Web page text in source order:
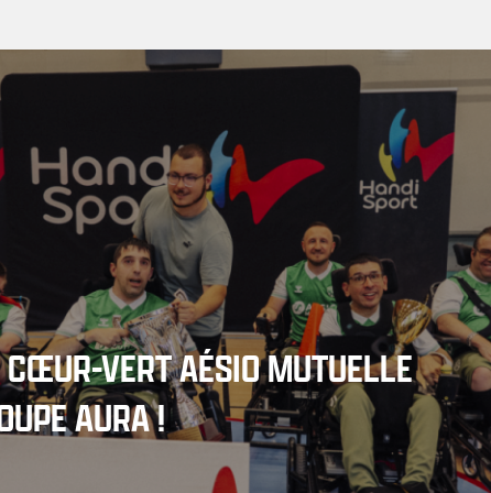
VERT AÉSIO MUTUELLE
AURA !